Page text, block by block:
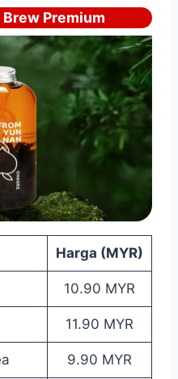
Premium
Harga (MYR)
10.90 MYR
11.90 MYR
9.90 MYR